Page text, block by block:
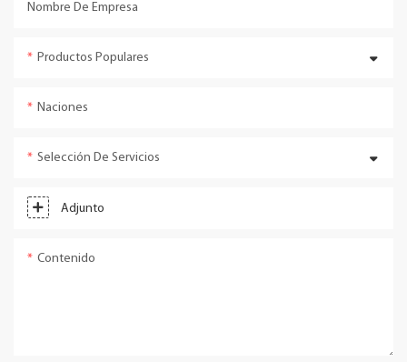
Nombre De Empresa
Productos Populares
Naciones
Selección De Servicios
Adjunto
Contenido